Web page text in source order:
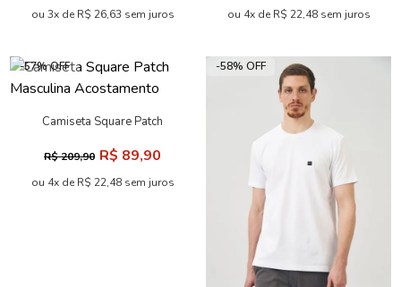
ou 3x de R$ 26,63 sem juros ou 4x de R$ 22,48 sem juros
-57% OFF
Camiseta Square Patch
R$ 209,90 R$ 89,90
ou 4x de R$ 22,48 sem juros
-58% OFF